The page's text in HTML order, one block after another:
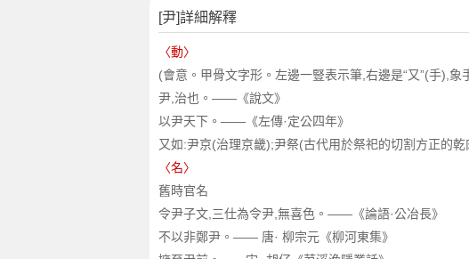
[尹]詳細解釋
〈動〉
(會意。甲骨文字形。左邊一豎表示筆,右邊是“又”(手),
尹,治也。——《說文》
以尹天下。——《左傳·定公四年》
又如:尹京(治理京畿);尹祭(古代用於祭祀的切割方正的乾
〈名〉
舊時官名
令尹子文,三仕為令尹,無喜色。——《論語·公冶長》
不以非鄭尹。—— 唐· 柳宗元《柳河東集》